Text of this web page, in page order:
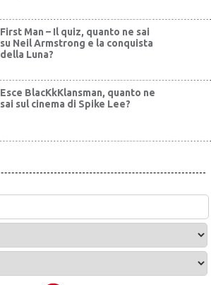
First Man – Il quiz, quanto ne sai
su Neil Armstrong e la conquista
della Luna?
Esce BlacKkKlansman, quanto ne
sai sul cinema di Spike Lee?